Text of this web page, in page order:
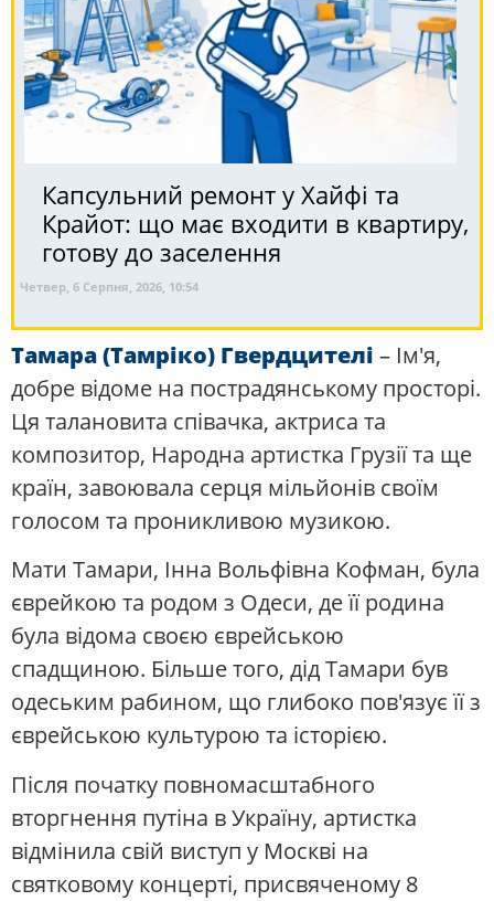
Капсульний ремонт у Хайфі та
Крайот: що має входити в квартиру,
готову до заселення
Четвер, 6 Серпня, 2026, 10:54
Тамара (Тамріко) Гвердцителі – Ім'я,
добре відоме на пострадянському просторі.
Ця талановита співачка, актриса та
композитор, Народна артистка Грузії та ще
країн, завоювала серця мільйонів своїм
голосом та проникливою музикою.
Мати Тамари, Інна Вольфівна Кофман, була
єврейкою та родом з Одеси, де її родина
була відома своєю єврейською
спадщиною. Більше того, дід Тамари був
одеським рабином, що глибоко пов'язує її з
єврейською культурою та історією.
Після початку повномасштабного
вторгнення путіна в Україну, артистка
відмінила свій виступ у Москві на
святковому концерті, присвяченому 8